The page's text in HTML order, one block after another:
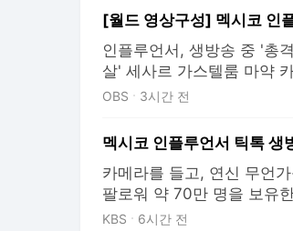
교통, 관개 시설, 기본 공공
[월드 영상구성] 멕시코 인
인플루언서, 생방송 중 '총
살' 세사르 가스텔룸 마약
시나올라주 쿨리아칸 경찰,
OBS 3시간 전
카메라를 들고, 연신 무언
팔로워 약 70만 명을 보유
다. 현지 시각 4일 저녁, 친
KBS 6시간 전